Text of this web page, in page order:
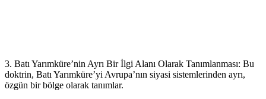
3. Batı Yarımküre’nin Ayrı Bir İlgi Alanı Olarak Tanımlanması: Bu
doktrin, Batı Yarımküre’yi Avrupa’nın siyasi sistemlerinden ayrı,
özgün bir bölge olarak tanımlar.